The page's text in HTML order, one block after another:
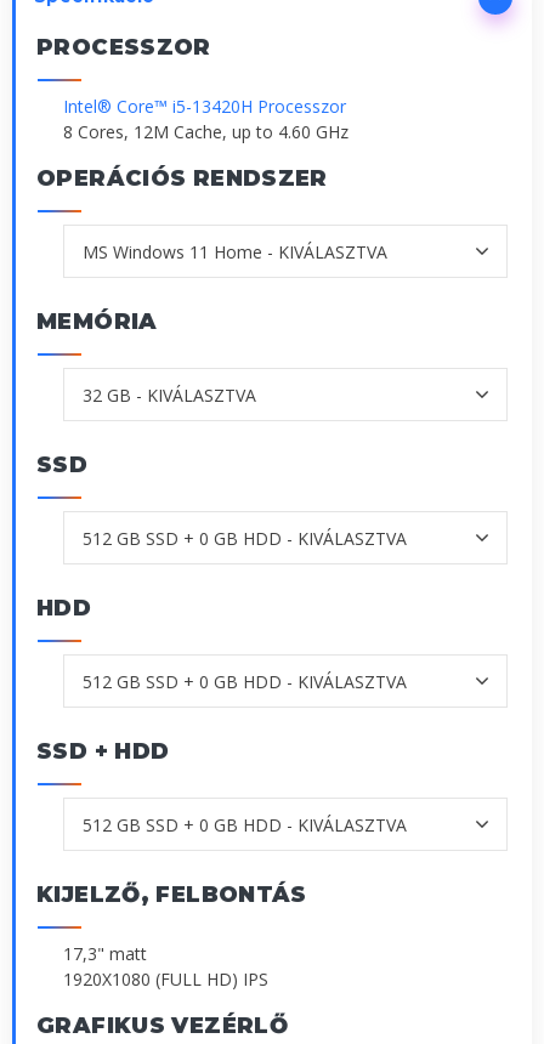
PROCESSZOR
Intel® Core™ i5-13420H Processzor
8 Cores, 12M Cache, up to 4.60 GHz
OPERÁCIÓS RENDSZER
MEMÓRIA
SSD
HDD
SSD + HDD
KIJELZŐ, FELBONTÁS
17,3" matt
1920X1080 (FULL HD) IPS
GRAFIKUS VEZÉRLŐ